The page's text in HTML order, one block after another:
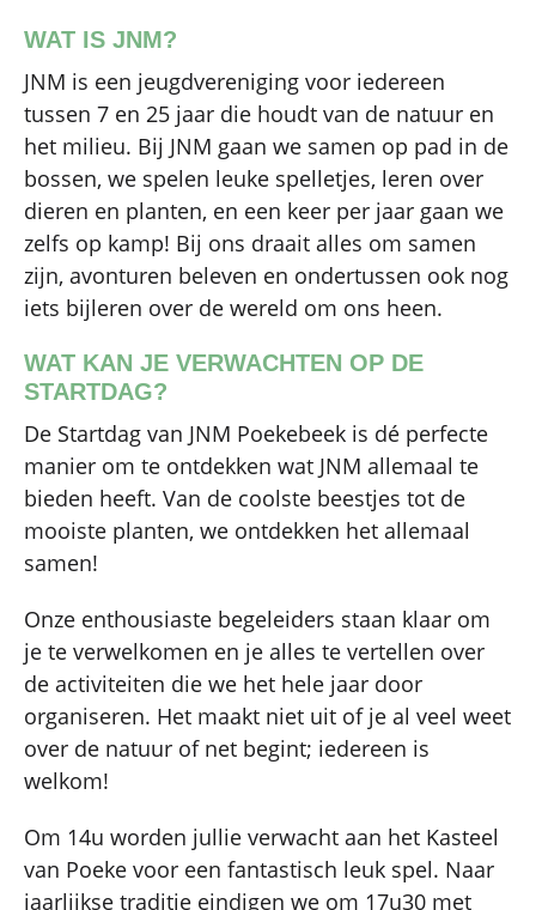
WAT IS JNM?
JNM is een jeugdvereniging voor iedereen
tussen 7 en 25 jaar die houdt van de natuur en
het milieu. Bij JNM gaan we samen op pad in de
bossen, we spelen leuke spelletjes, leren over
dieren en planten, en een keer per jaar gaan we
zelfs op kamp! Bij ons draait alles om samen
zijn, avonturen beleven en ondertussen ook nog
iets bijleren over de wereld om ons heen.
WAT KAN JE VERWACHTEN OP DE
STARTDAG?
De Startdag van JNM Poekebeek is dé perfecte
manier om te ontdekken wat JNM allemaal te
bieden heeft. Van de coolste beestjes tot de
mooiste planten, we ontdekken het allemaal
samen!
Onze enthousiaste begeleiders staan klaar om
je te verwelkomen en je alles te vertellen over
de activiteiten die we het hele jaar door
organiseren. Het maakt niet uit of je al veel weet
over de natuur of net begint; iedereen is
welkom!
Om 14u worden jullie verwacht aan het Kasteel
van Poeke voor een fantastisch leuk spel. Naar
jaarlijkse traditie eindigen we om 17u30 met